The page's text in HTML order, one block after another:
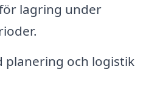
lagring under
planering och logistik